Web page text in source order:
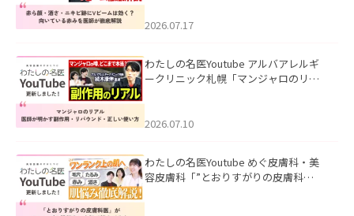
した。
2026.07.17
わたしの名医Youtube アルバアレルギ
ークリニック札幌「マンジャロのリア
た。
2026.07.10
わたしの名医Youtube めぐ皮膚科・美
容皮膚科「”とおりすがりの皮膚科